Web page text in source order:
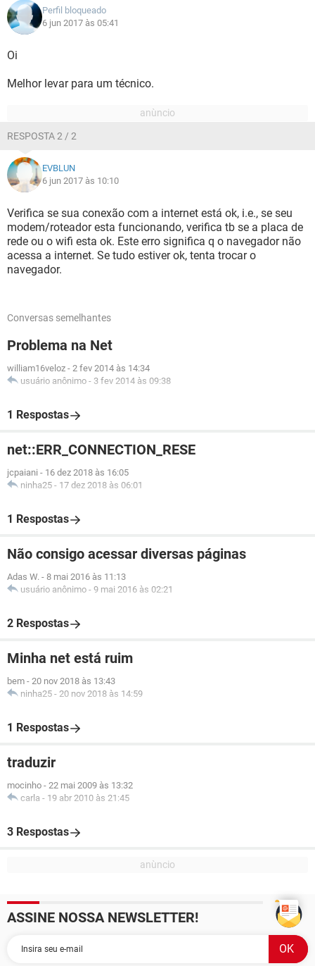
Perfil bloqueado
6 jun 2017 às 05:41
Oi
Melhor levar para um técnico.
RESPOSTA 2 / 2
EVBLUN
6 jun 2017 às 10:10
Verifica se sua conexão com a internet está ok, i.e., se seu
modem/roteador esta funcionando, verifica tb se a placa de
rede ou o wifi esta ok. Este erro significa q o navegador não
acessa a internet. Se tudo estiver ok, tenta trocar o
navegador.
Conversas semelhantes
Problema na Net
william16veloz - 2 fev 2014 às 14:34
usuário anônimo - 3 fev 2014 às 09:38
1 Respostas
net::ERR_CONNECTION_RESE
jcpaiani - 16 dez 2018 às 16:05
ninha25 - 17 dez 2018 às 06:01
1 Respostas
Não consigo acessar diversas páginas
Adas W. - 8 mai 2016 às 11:13
usuário anônimo - 9 mai 2016 às 02:21
2 Respostas
Minha net está ruim
bem - 20 nov 2018 às 13:43
ninha25 - 20 nov 2018 às 14:59
1 Respostas
traduzir
mocinho - 22 mai 2009 às 13:32
carla - 19 abr 2010 às 21:45
3 Respostas
ASSINE NOSSA NEWSLETTER!